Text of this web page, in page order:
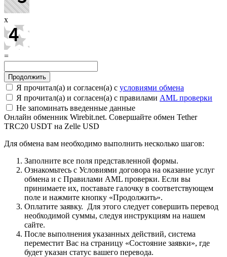
x
=
Я прочитал(а) и согласен(а) с условиями обмена
Я прочитал(а) и согласен(а) с правилами AML проверки
Не запоминать введенные данные
Онлайн обменник Wirebit.net. Совершайте обмен Tether
TRC20 USDT на Zelle USD
Для обмена вам необходимо выполнить несколько шагов:
Заполните все поля представленной формы.
Ознакомьтесь с Условиями договора на оказание услуг
обмена и с Правилами AML проверки. Если вы
принимаете их, поставьте галочку в соответствующем
поле и нажмите кнопку «Продолжить».
Оплатите заявку. Для этого следует совершить перевод
необходимой суммы, следуя инструкциям на нашем
сайте.
После выполнения указанных действий, система
переместит Вас на страницу «Состояние заявки», где
будет указан статус вашего перевода.